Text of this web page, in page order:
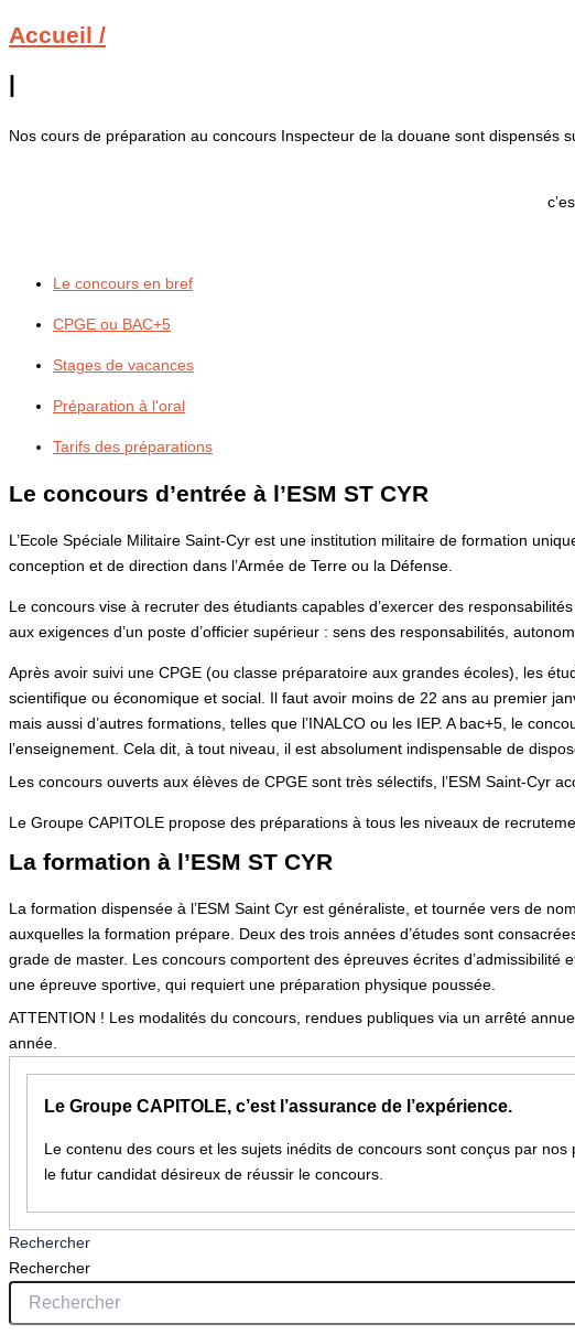
Accueil /
|
Nos cours de préparation au concours Inspecteur de la douane sont dispensés
Le concours en bref
CPGE ou BAC+5
Stages de vacances
Préparation à l'oral
Tarifs des préparations
Le concours d’entrée à l’ESM ST CYR
L’Ecole Spéciale Militaire Saint-Cyr est une institution militaire de formation
conception et de direction dans l’Armée de Terre ou la Défense.
Le concours vise à recruter des étudiants capables d’exercer des
aux exigences d’un poste d’officier supérieur : sens des responsabilités,
Après avoir suivi une CPGE (ou classe préparatoire aux grandes écoles), les
scientifique ou économique et social. Il faut avoir moins de 22 ans au premier
mais aussi d’autres formations, telles que l’INALCO ou les IEP. A bac+5, le
l’enseignement. Cela dit, à tout niveau, il est absolument indispensable de
Les concours ouverts aux élèves de CPGE sont très sélectifs, l’ESM Saint-Cyr
Le Groupe CAPITOLE propose des préparations à tous les niveaux de
La formation à l’ESM ST CYR
La formation dispensée à l’ESM Saint Cyr est généraliste, et tournée vers de
auxquelles la formation prépare. Deux des trois années d’études sont
grade de master. Les concours comportent des épreuves écrites
une épreuve sportive, qui requiert une préparation physique poussée.
ATTENTION ! Les modalités du concours, rendues publiques via un arrêté
année.
Le Groupe CAPITOLE, c’est l’assurance de l’expérience.
Le contenu des cours et les sujets inédits de concours sont conçus par
le futur candidat désireux de réussir le concours.
Rechercher
Rechercher